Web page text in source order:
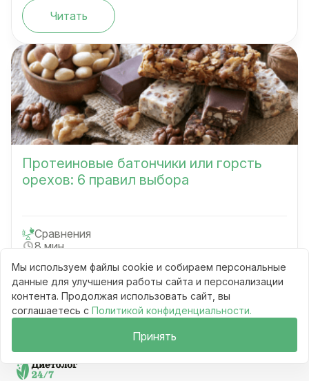
Читать
Протеиновые батончики или горсть
орехов: 6 правил выбора
Сравнения
8 мин
Читать
Мы используем файлы cookie и собираем персональные
данные для улучшения работы сайта и персонализации
контента. Продолжая использовать сайт, вы
соглашаетесь с Политикой конфиденциальности.
Принять